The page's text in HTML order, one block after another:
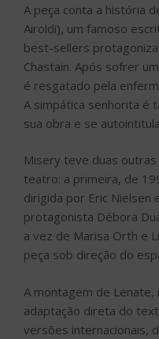
A peça conta a história
Airoldi), um famoso
best-sellers
Chastain. Após sofrer
é resgatado pela
A simpática senhorita é
sua obra e se
Misery teve duas
teatro: a primeira, de
dirigida por Eric Nielsen
protagonista Débora
a vez de Marisa Orth e
peça sob direção do
A montagem de
adaptação direta do
versões internacionais,